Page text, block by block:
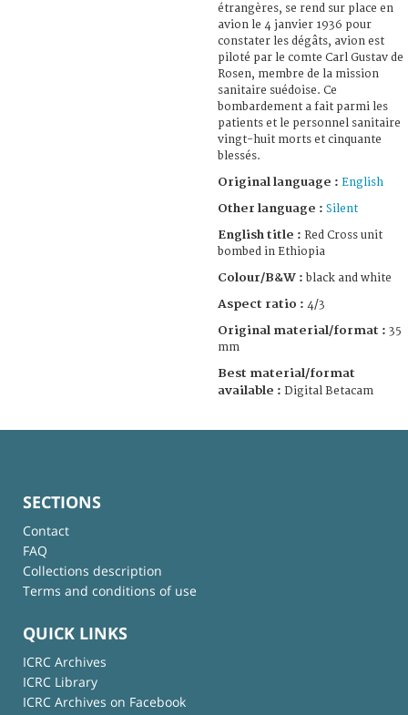
étrangères, se rend sur place en
avion le 4 janvier 1936 pour
constater les dégâts, avion est
piloté par le comte Carl Gustav de
Rosen, membre de la mission
sanitaire suédoise. Ce
bombardement a fait parmi les
patients et le personnel sanitaire
vingt-huit morts et cinquante
blessés.
Original language : English
Other language : Silent
English title : Red Cross unit
bombed in Ethiopia
Colour/B&W : black and white
Aspect ratio : 4/3
Original material/format : 35
mm
Best material/format
available : Digital Betacam
SECTIONS
Contact
FAQ
Collections description
Terms and conditions of use
QUICK LINKS
ICRC Archives
ICRC Library
ICRC Archives on Facebook